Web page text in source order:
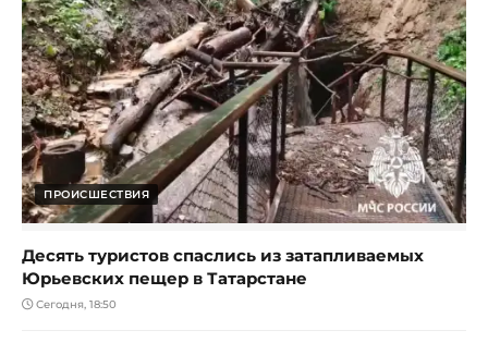
ПРОИСШЕСТВИЯ
Десять туристов спаслись из затапливаемых
Юрьевских пещер в Татарстане
Сегодня, 18:50